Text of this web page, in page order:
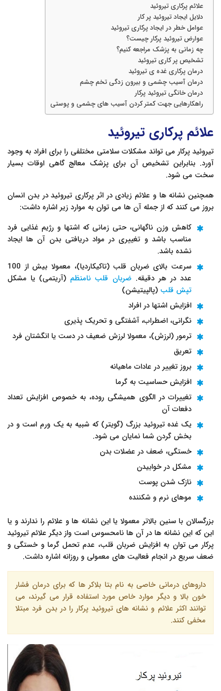
علائم پرکاری تیروئید
دلایل ایجاد تیروئید پر کار
عوامل خطر در ایجاد پرکاری تیروئید
عوارض تیروئید پرکار چیست؟
چه زمانی به پزشک مراجعه کنیم؟
تشخیص پر کاری تیروئید
درمان پرکاری غده ی تیروئید
درمان آسیب چشمی و بیرون زدگی تخم چشم
درمان خانگی تیروئید پرکار
راهکارهایی جهت کمتر کردن آسیب های چشمی و پوستی
علائم پرکاری تیروئید
تیروئید پرکار می تواند مشکلات سلامتی مختلفی را برای افراد به وجود
آورد. بنابراین تشخیص آن برای پزشک معالج گاهی اوقات بسیار
سخت می شود.
همچنین نشانه ها و علائم زیادی در اثر پرکاری تیروئید در بدن انسان
بروز می کنند که از جمله آن ها می توان به موارد زیر اشاره داشت:
کاهش وزن ناگهانی، حتی زمانی که اشتها و رژیم غذایی فرد
مناسب باشد و تغییری در مواد دریافتی بدن آن ها ایجاد
نشده باشد.
سرعت بالای ضربان قلب (تاکیکاردیا)، معمولا بیش از 100
عدد در هر دقیقه. ضربان قلب نامنظم (آریتمی) یا مشکل
تپش قلب (پالپیتیشن)
افزایش اشتها در افراد
نگرانی، اضطراب، آشفتگی و تحریک پذیری
ترمور (لرزش)، معمولا لرزش ضعیف در دست یا انگشتان فرد
تعریق
بروز تغییر در عادات ماهیانه
افزایش حساسیت به گرما
تغییرات در الگوی همیشگی روده، به خصوص افزایش تعداد
دفعات آن
یک غده تیروئید بزرگ (گویتر) که شبیه به یک ورم است و در
بخش گردن شما نمایان می شود.
خستگی، ضعف در عضلات بدن
مشکل در خوابیدن
نازک شدن پوست
موهای نرم و شکننده
بزرگسالان با سنین بالاتر معمولا یا این نشانه ها و علائم را ندارند و یا
این که این نشانه ها در آن ها نامحسوس است واز دیگر علائم تیروئید
پرکار می توان به افزایش ضربان قلب، عدم تحمل گرما و خستگی و
ضعف سریع در انجام فعالیت های معمولی و روزانه اشاره داشت.
داروهای درمانی خاصی به نام بتا بلاکر ها که برای درمان فشار
خون بالا و دیگر موارد خاص مورد استفاده قرار می گیرند، می
توانند اکثر علائم و نشانه های تیروئید پرکار را در بدن فرد مبتلا
مخفی کنند.